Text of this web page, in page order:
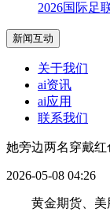
2026国际足
新闻互动
关于我们
ai资讯
ai应用
联系我们
她旁边两名穿戴
2026-05-08 04:26
黄金期货、美